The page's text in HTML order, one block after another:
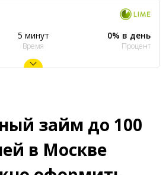
5 минут
Время
0% в день
Процент
займ до 100
в Москве